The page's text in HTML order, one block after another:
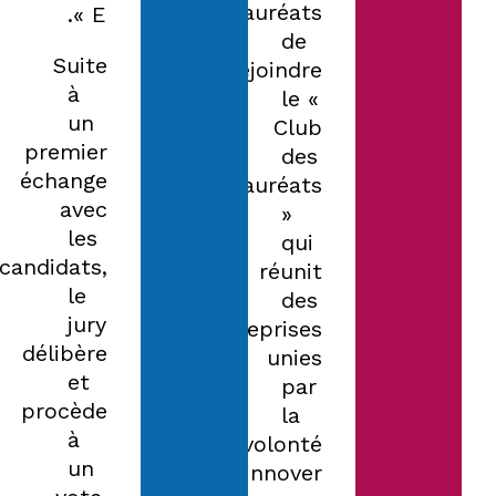
lauréats
de
rejoindre
le «
Club
des
Lauréats
»
qui
réunit
des
entreprises
unies
par
la
volonté
d’innover
E ».
Suite
à
un
premier
échange
avec
les
candidats,
le
jury
délibère
et
procède
à
un